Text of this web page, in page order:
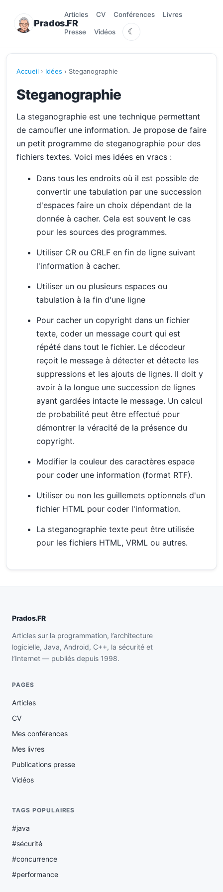
Prados.FR
Articles CV Conférences Livres
Presse Vidéos ☾
Accueil › Idées › Steganographie
Steganographie
La steganographie est une technique permettant
de camoufler une information. Je propose de faire
un petit programme de steganographie pour des
fichiers textes. Voici mes idées en vracs :
Dans tous les endroits où il est possible de
convertir une tabulation par une succession
d'espaces faire un choix dépendant de la
donnée à cacher. Cela est souvent le cas
pour les sources des programmes.
Utiliser CR ou CRLF en fin de ligne suivant
l'information à cacher.
Utiliser un ou plusieurs espaces ou
tabulation à la fin d'une ligne
Pour cacher un copyright dans un fichier
texte, coder un message court qui est
répété dans tout le fichier. Le décodeur
reçoit le message à détecter et détecte les
suppressions et les ajouts de lignes. Il doit y
avoir à la longue une succession de lignes
ayant gardées intacte le message. Un calcul
de probabilité peut être effectué pour
démontrer la véracité de la présence du
copyright.
Modifier la couleur des caractères espace
pour coder une information (format RTF).
Utiliser ou non les guillemets optionnels d'un
fichier HTML pour coder l'information.
La steganographie texte peut être utilisée
pour les fichiers HTML, VRML ou autres.
Prados.FR
Articles sur la programmation, l’architecture
logicielle, Java, Android, C++, la sécurité et
l’Internet — publiés depuis 1998.
PAGES
Articles
CV
Mes conférences
Mes livres
Publications presse
Vidéos
TAGS POPULAIRES
#java
#sécurité
#concurrence
#performance